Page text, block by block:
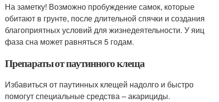
На заметку! Возможно пробуждение самок, которые
обитают в грунте, после длительной спячки и создания
благоприятных условий для жизнедеятельности. У яиц
фаза сна может равняться 5 годам.
Препараты от паутинного клеща
Избавиться от паутинных клещей надолго и быстро
помогут специальные средства – акарициды.